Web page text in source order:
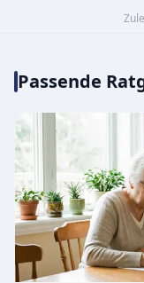
Passende